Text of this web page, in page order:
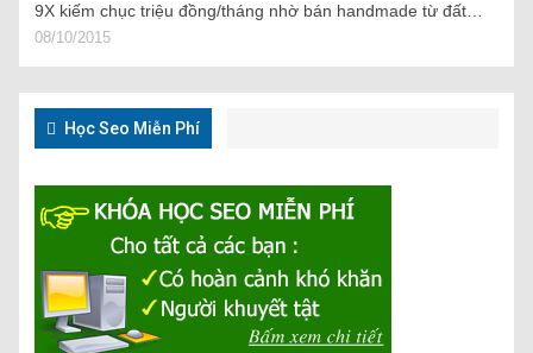
9X kiếm chục triệu đồng/tháng nhờ bán handmade từ đất…
08/10/2015
Học Seo Miễn Phí